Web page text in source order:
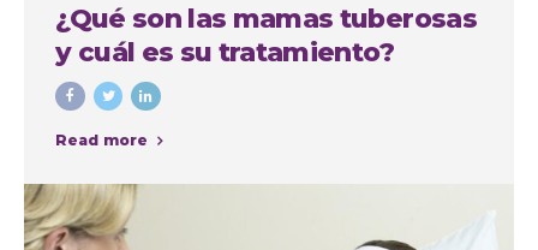
¿Qué son las mamas tuberosas
y cuál es su tratamiento?
Read more